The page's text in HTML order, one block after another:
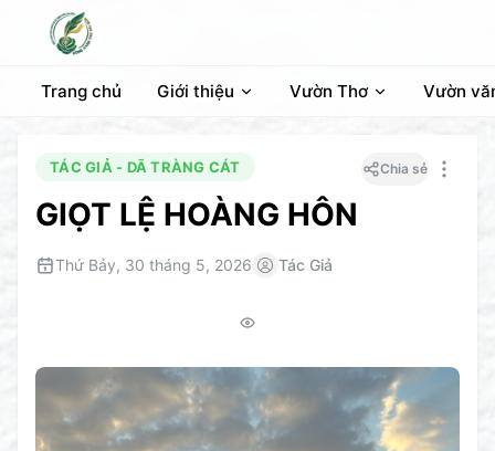
Trang chủ Giới thiệu Vườn Thơ Vườn
TÁC GIẢ - DÃ TRÀNG CÁT
GIỌT LỆ HOÀNG HÔN
Chia sẻ
Thứ Bảy, 30 tháng 5, 2026 Tác Giả